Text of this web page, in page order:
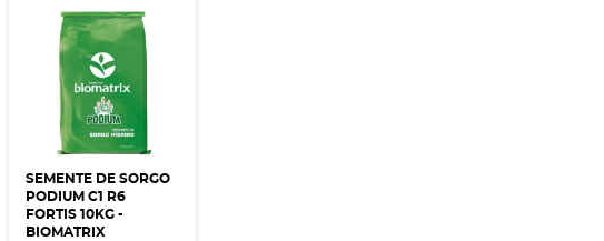
SEMENTE DE SORGO
PODIUM C1 R6
FORTIS 10KG -
BIOMATRIX